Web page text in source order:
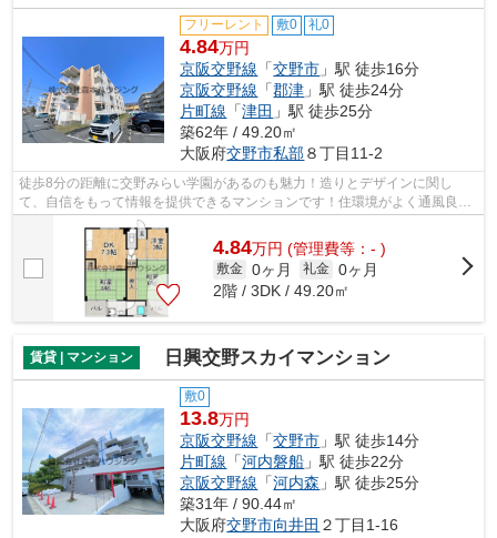
フリーレント 敷0 礼0
4.84万円
京阪交野線 「交野市 」駅 徒歩16分
京阪交野線 「郡津 」駅 徒歩24分
片町線 「津田 」駅 徒歩25分
築62年 / 49.20㎡
大阪府交野市私部８丁目11-2
徒歩8分の距離に交野みらい学園があるのも魅力！造りとデザインに関し
て、自信をもって情報を提供できるマンションです！住環境がよく通風良好
で日も入る物件をご提供します！ゴミ出し...
4.84万円 (管理費等：- )
敷金 0ヶ月 礼金 0ヶ月
2階 / 3DK / 49.20㎡
賃貸 | マンション 日興交野スカイマンション
敷0
13.8万円
京阪交野線 「交野市 」駅 徒歩14分
片町線 「河内磐船 」駅 徒歩22分
京阪交野線 「河内森 」駅 徒歩25分
築31年 / 90.44㎡
大阪府交野市向井田 ２丁目1-16